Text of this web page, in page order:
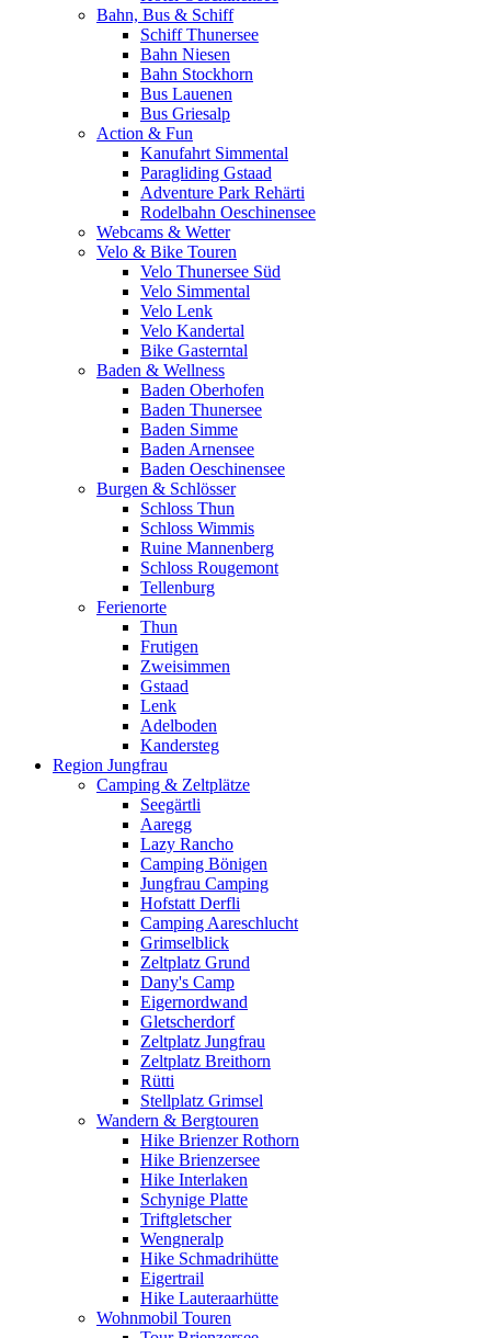
Bahn, Bus & Schiff
Schiff Thunersee
Bahn Niesen
Bahn Stockhorn
Bus Lauenen
Bus Griesalp
Action & Fun
Kanufahrt Simmental
Paragliding Gstaad
Adventure Park Rehärti
Rodelbahn Oeschinensee
Webcams & Wetter
Velo & Bike Touren
Velo Thunersee Süd
Velo Simmental
Velo Lenk
Velo Kandertal
Bike Gasterntal
Baden & Wellness
Baden Oberhofen
Baden Thunersee
Baden Simme
Baden Arnensee
Baden Oeschinensee
Burgen & Schlösser
Schloss Thun
Schloss Wimmis
Ruine Mannenberg
Schloss Rougemont
Tellenburg
Ferienorte
Thun
Frutigen
Zweisimmen
Gstaad
Lenk
Adelboden
Kandersteg
Region Jungfrau
Camping & Zeltplätze
Seegärtli
Aaregg
Lazy Rancho
Camping Bönigen
Jungfrau Camping
Hofstatt Derfli
Camping Aareschlucht
Grimselblick
Zeltplatz Grund
Dany's Camp
Eigernordwand
Gletscherdorf
Zeltplatz Jungfrau
Zeltplatz Breithorn
Rütti
Stellplatz Grimsel
Wandern & Bergtouren
Hike Brienzer Rothorn
Hike Brienzersee
Hike Interlaken
Schynige Platte
Triftgletscher
Wengneralp
Hike Schmadrihütte
Eigertrail
Hike Lauteraarhütte
Wohnmobil Touren